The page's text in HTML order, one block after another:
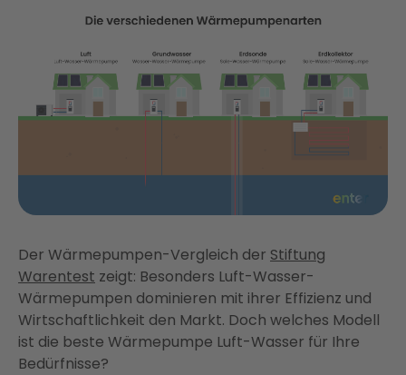
Der Wärmepumpen-Vergleich der Stiftung
Warentest zeigt: Besonders Luft-Wasser-
Wärmepumpen dominieren mit ihrer Effizienz und
Wirtschaftlichkeit den Markt. Doch welches Modell
ist die beste Wärmepumpe Luft-Wasser für Ihre
Bedürfnisse?